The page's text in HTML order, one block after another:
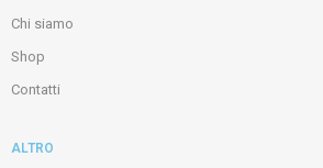
Chi siamo
Shop
Contatti
ALTRO